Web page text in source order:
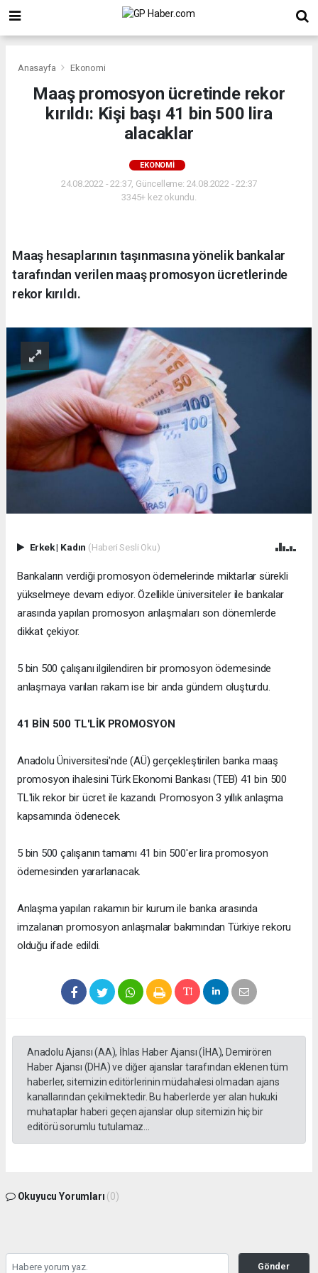
Anasayfa Ekonomi
Maaş promosyon ücretinde rekor
kırıldı: Kişi başı 41 bin 500 lira
alacaklar
EKONOMI
24.08.2022 - 22:37, Güncelleme: 24.08.2022 - 22:37
3345+ kez okundu.
Maaş hesaplarının taşınmasına yönelik bankalar
tarafından verilen maaş promosyon ücretlerinde
rekor kırıldı.
Erkek| Kadın (Haberi Sesli Oku)
Bankaların verdiği promosyon ödemelerinde miktarlar sürekli
yükselmeye devam ediyor. Özellikle üniversiteler ile bankalar
arasında yapılan promosyon anlaşmaları son dönemlerde
dikkat çekiyor.
5 bin 500 çalışanı ilgilendiren bir promosyon ödemesinde
anlaşmaya varılan rakam ise bir anda gündem oluşturdu.
41 BİN 500 TL'LİK PROMOSYON
Anadolu Üniversitesi'nde (AÜ) gerçekleştirilen banka maaş
promosyon ihalesini Türk Ekonomi Bankası (TEB) 41 bin 500
TL'lik rekor bir ücret ile kazandı. Promosyon 3 yıllık anlaşma
kapsamında ödenecek.
5 bin 500 çalışanın tamamı 41 bin 500'er lira promosyon
ödemesinden yararlanacak.
Anlaşma yapılan rakamın bir kurum ile banka arasında
imzalanan promosyon anlaşmalar bakımından Türkiye rekoru
olduğu ifade edildi.
Anadolu Ajansı (AA), İhlas Haber Ajansı (İHA), Demirören
Haber Ajansı (DHA) ve diğer ajanslar tarafından eklenen tüm
haberler, sitemizin editörlerinin müdahalesi olmadan ajans
kanallarından çekilmektedir. Bu haberlerde yer alan hukuki
muhataplar haberi geçen ajanslar olup sitemizin hiç bir
editörü sorumlu tutulamaz...
Okuyucu Yorumları (0)
Gönder